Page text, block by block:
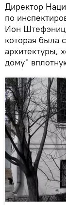
Директор
по
Ион
которая была
архитектуры,
дому"